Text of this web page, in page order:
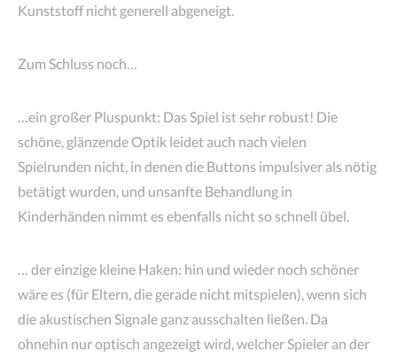
Kunststoff nicht generell abgeneigt.
Zum Schluss noch…
…ein großer Pluspunkt: Das Spiel ist sehr robust! Die
schöne, glänzende Optik leidet auch nach vielen
Spielrunden nicht, in denen die Buttons impulsiver als nötig
betätigt wurden, und unsanfte Behandlung in
Kinderhänden nimmt es ebenfalls nicht so schnell übel.
… der einzige kleine Haken: hin und wieder noch schöner
wäre es (für Eltern, die gerade nicht mitspielen), wenn sich
die akustischen Signale ganz ausschalten ließen. Da
ohnehin nur optisch angezeigt wird, welcher Spieler an der